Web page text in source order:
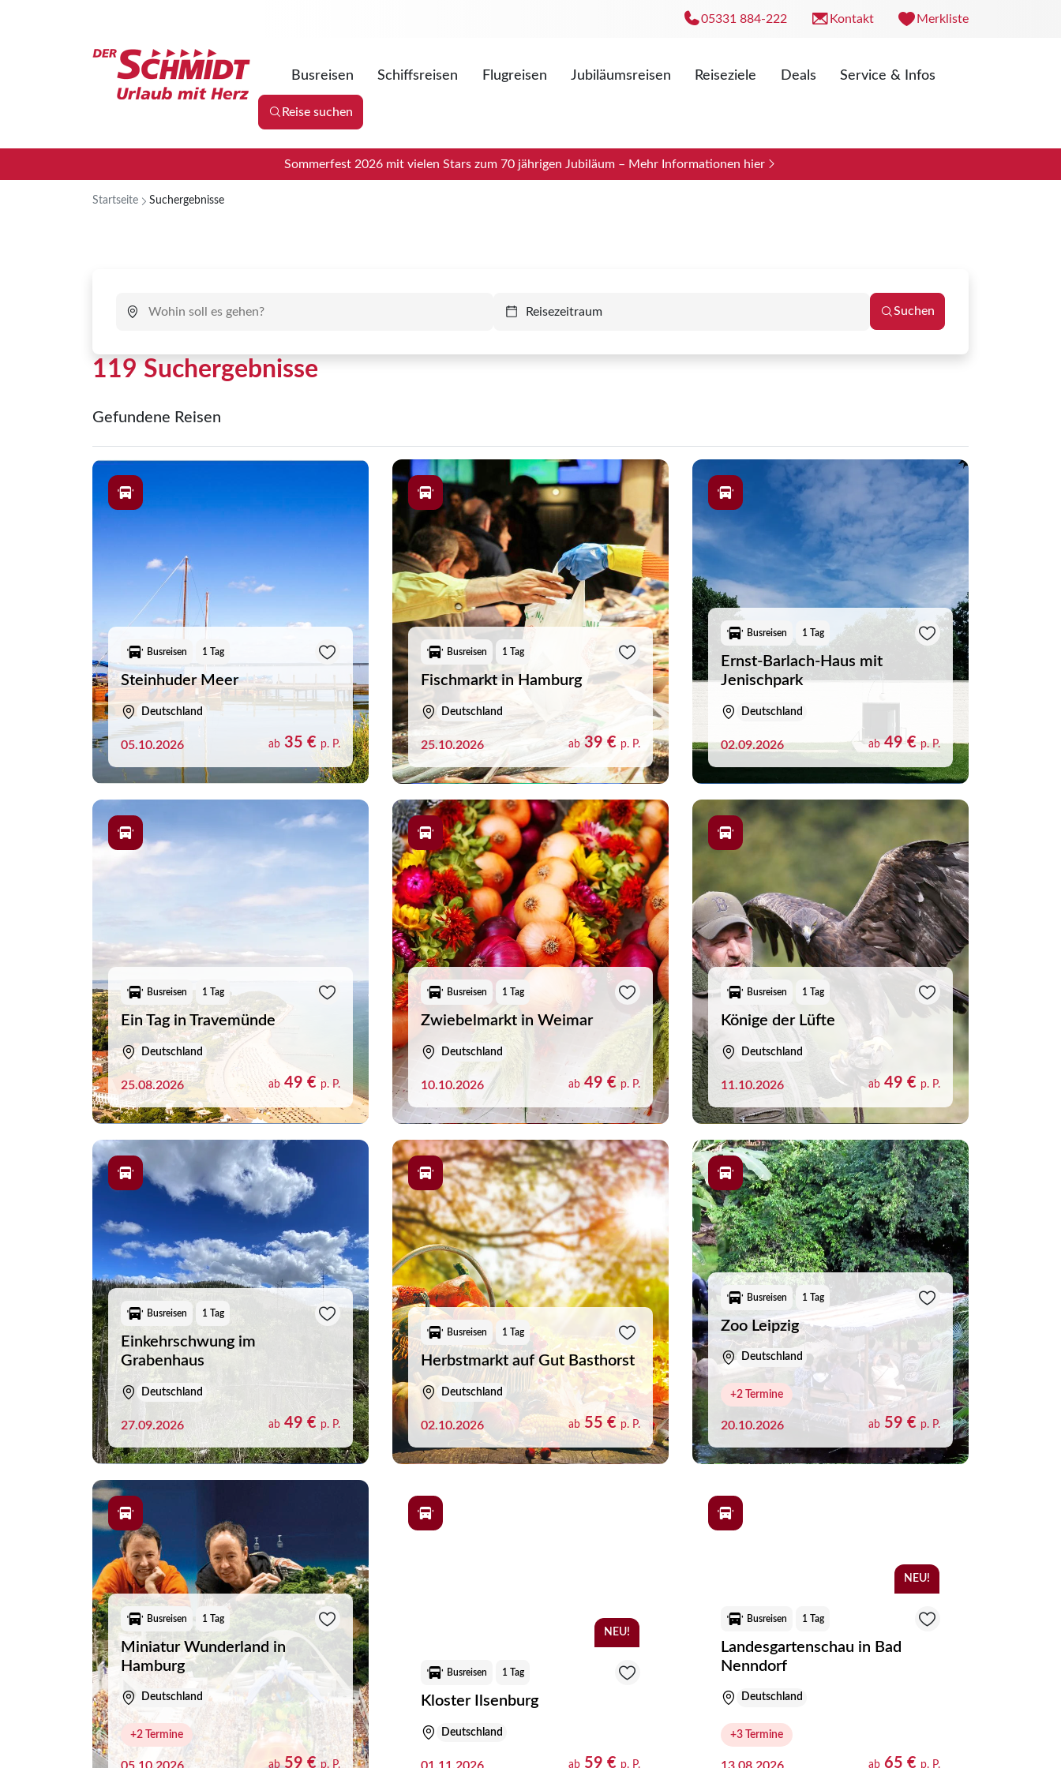
05331 884-222
Mo. - Fr. 09:00 - 18:00 Uhr
Kontakt Merkliste
Merkliste Merkliste schliessen
Sie haben noch keine Reisen auf der Merkliste gespeichert
Busreisen Schiffsreisen Flugreisen Jubiläumsreisen Reiseziele Deals Service & Infos
Reise suchen
Sommerfest 2026 mit vielen Stars zum 70 jährigen Jubiläum – Mehr Informationen hier
Startseite Suchergebnisse
All inklusive
Halbpension
Halbpension mit Mittagssnack
Halbpension, Übernachtung mit Fr
Ohne Verpflegung, Halbpension, V
Übernachtung mit Frühstück
Übernachtung mit Frühstück und 1
Vollpension
Verknüpfungstyp für Reisearten
Busreisen
Flugrundreise
Flussreisen
Hochseereisen
Verknüpfungstyp für Zielgebiete
Bosnien-Herzegowina
Bulgarien
Dänemark
Deutschland
Finnland
Frankreich
Kroatien
Montenegro
Niederlande
Norwegen
Österreich
Rumänien
Schottland
Schweden
Schweiz
Slowakei
Slowenien
Reisezeitraum
Reisezeitraum Suchen
119 Suchergebnisse
Gefundene Reisen
Busreisen 1 Tag
Steinhuder Meer
Deutschland
05.10.2026 ab 35 € p. P.
Busreisen 1 Tag
Fischmarkt in Hamburg
Deutschland
25.10.2026 ab39 € p. P.
Busreisen 1 Tag
Ernst-Barlach-Haus mit
Jenischpark
Deutschland
02.09.2026 ab49 €p. P.
Busreisen 1 Tag
Ein Tag in Travemünde
Deutschland
25.08.2026 ab 49 € p. P.
Busreisen 1 Tag
Zwiebelmarkt in Weimar
Deutschland
10.10.2026 ab 49 € p. P.
Busreisen 1 Tag
Könige der Lüfte
Deutschland
11.10.2026 ab 49 € p. P.
Busreisen 1 Tag
Einkehrschwung im
Grabenhaus
Deutschland
27.09.2026 ab 49 € p. P.
Busreisen 1 Tag
Herbstmarkt auf Gut Basthorst
Deutschland
02.10.2026 ab55 € p. P.
Busreisen 1 Tag
Zoo Leipzig
Deutschland
+2 Termine
20.10.2026 ab 59 € p. P.
Busreisen 1 Tag
Miniatur Wunderland in
Hamburg
Deutschland
+2 Termine
ab59 € p. P.
NEU!
Busreisen 1 Tag
Kloster Ilsenburg
Deutschland
ab 59 € p. P.
NEU!
Busreisen 1 Tag
Landesgartenschau in Bad
Nenndorf
Deutschland
+3 Termine
ab 65 € p. P.